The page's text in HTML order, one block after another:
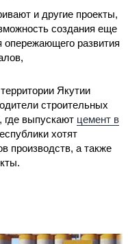
и другие проекты,
создания еще
развития
Якутии
строительных
где выпускают цемент в
хотят
производств, а также